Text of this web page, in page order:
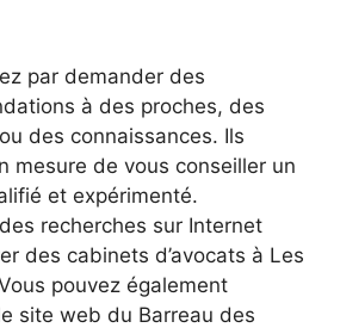
par demander des
à des proches, des
des connaissances. Ils
mesure de vous conseiller un
et expérimenté.
recherches sur Internet
des cabinets d’avocats à Les
pouvez également
site web du Barreau des